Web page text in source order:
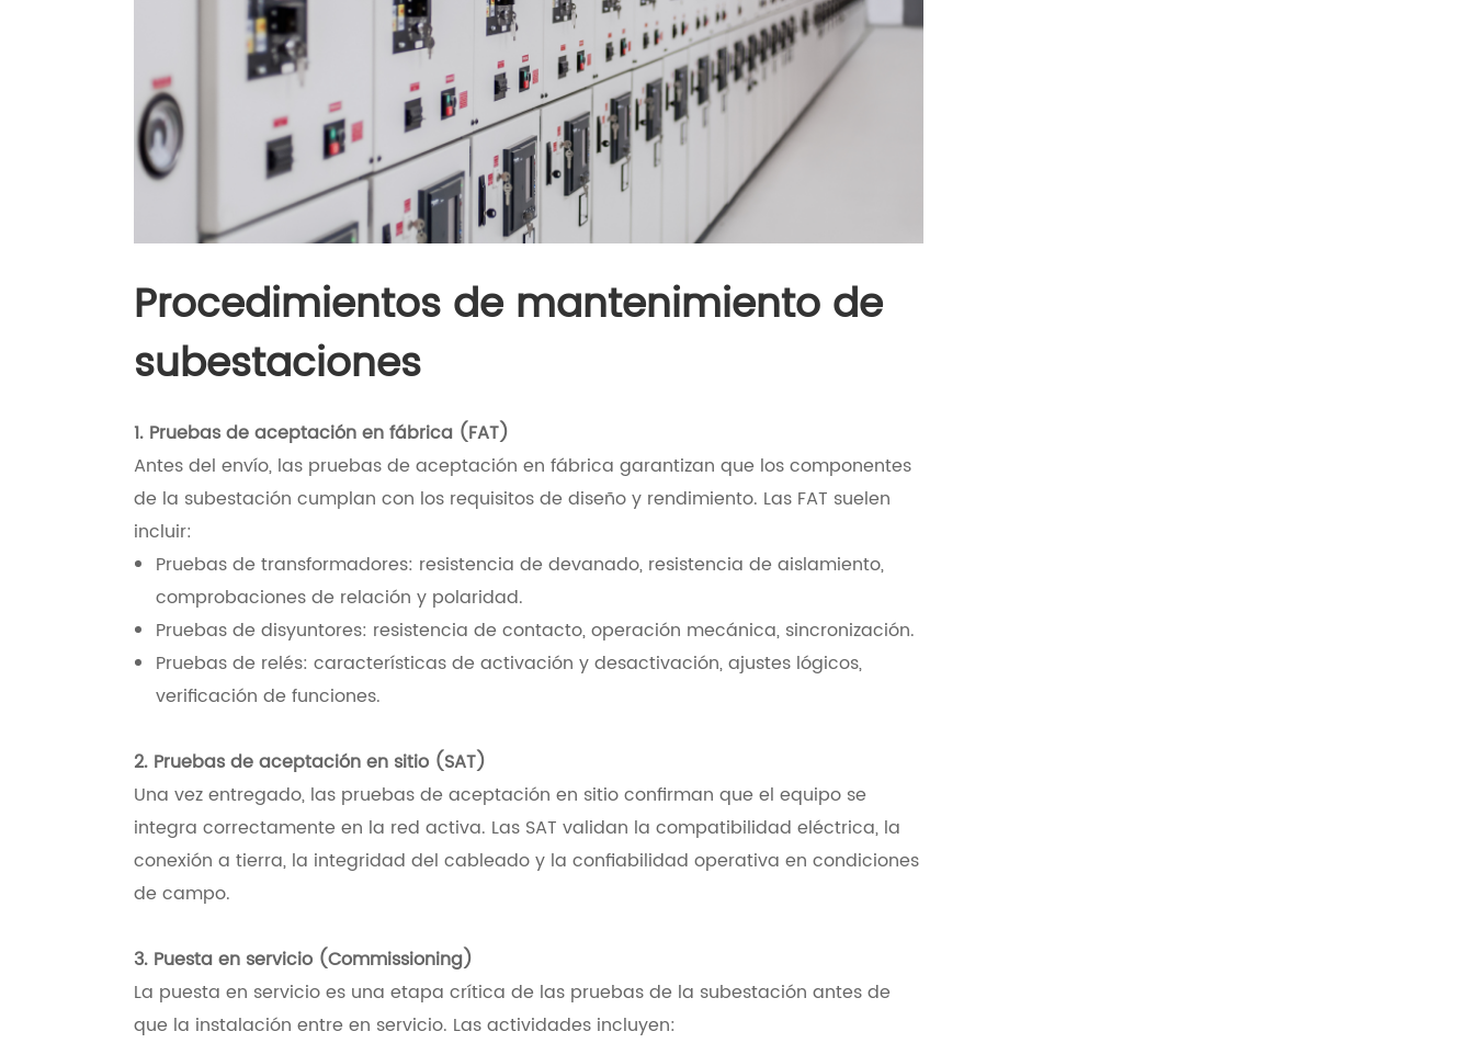
Procedimientos de mantenimiento de
subestaciones
1. Pruebas de aceptación en fábrica (FAT)
Antes del envío, las pruebas de aceptación en fábrica garantizan que los componentes
de la subestación cumplan con los requisitos de diseño y rendimiento. Las FAT suelen
incluir:
Pruebas de transformadores: resistencia de devanado, resistencia de aislamiento,
comprobaciones de relación y polaridad.
Pruebas de disyuntores: resistencia de contacto, operación mecánica, sincronización.
Pruebas de relés: características de activación y desactivación, ajustes lógicos,
verificación de funciones.
2. Pruebas de aceptación en sitio (SAT)
Una vez entregado, las pruebas de aceptación en sitio confirman que el equipo se
integra correctamente en la red activa. Las SAT validan la compatibilidad eléctrica, la
conexión a tierra, la integridad del cableado y la confiabilidad operativa en condiciones
de campo.
3. Puesta en servicio (Commissioning)
La puesta en servicio es una etapa crítica de las pruebas de la subestación antes de
que la instalación entre en servicio. Las actividades incluyen: